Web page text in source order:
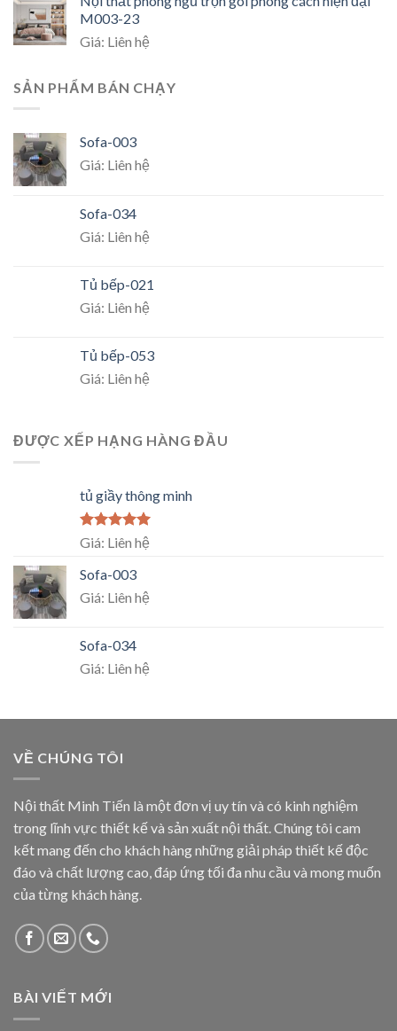
M003-23
Giá: Liên hệ
SẢN PHẨM BÁN CHẠY
Sofa-003
Giá: Liên hệ
Sofa-034
Giá: Liên hệ
Tủ bếp-021
Giá: Liên hệ
Tủ bếp-053
Giá: Liên hệ
ĐƯỢC XẾP HẠNG HÀNG ĐẦU
tủ giầy thông minh
Rated5.00
Giá: Liên hệ
Sofa-003
Giá: Liên hệ
Sofa-034
Giá: Liên hệ
VỀ CHÚNG TÔI
Nội thất Minh Tiến là một đơn vị uy tín và có kinh nghiệm
trong lĩnh vực thiết kế và sản xuất nội thất. Chúng tôi cam
kết mang đến cho khách hàng những giải pháp thiết kế độc
đáo và chất lượng cao, đáp ứng tối đa nhu cầu và mong muốn
của từng khách hàng.
BÀI VIẾT MỚI